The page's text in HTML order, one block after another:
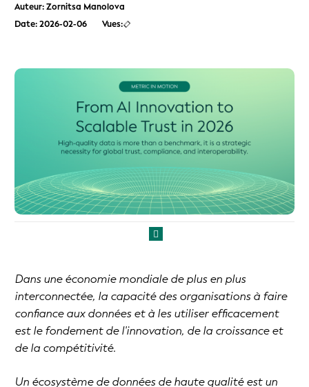
Auteur: Zornitsa Manolova
Date: 2026-02-06
Vues:
Dans une économie mondiale de plus en plus
interconnectée, la capacité des organisations à faire
confiance aux données et à les utiliser efficacement
est le fondement de l'innovation, de la croissance et
de la compétitivité.
Un écosystème de données de haute qualité est un